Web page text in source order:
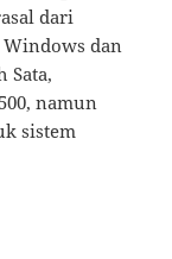
dari
dan
Sata,
namun
sistem